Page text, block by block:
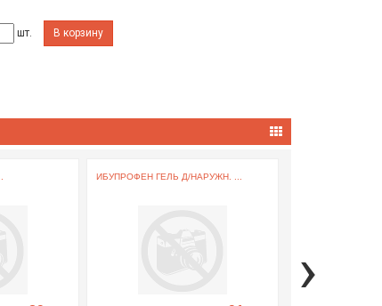
шт. В корзину
ИБУПРОФЕН ГЕЛЬ Д/НАРУЖН. ...
›